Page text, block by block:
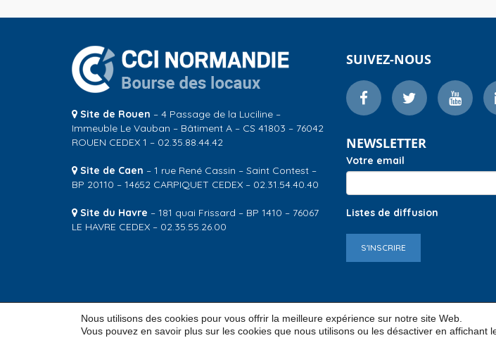
Site de Rouen – 4 Passage de la Luciline –
Immeuble Le Vauban – Bâtiment A – CS 41803 – 76042
ROUEN CEDEX 1 – 02.35.88.44.42
Site de Caen – 1 rue René Cassin – Saint Contest –
BP 20110 – 14652 CARPIQUET CEDEX – 02.31.54.40.40
Site du Havre – 181 quai Frissard – BP 1410 – 76067
LE HAVRE CEDEX – 02.35.55.26.00
SUIVEZ-NOUS
NEWSLETTER
Votre email
Listes de diffusion
S'INSCRIRE
© 2026CCI Normandie – Bourse des locaux
Nous utilisons des cookies pour vous offrir la meilleure expérience sur notre site Web.
Vous pouvez en savoir plus sur les cookies que nous utilisons ou les désactiver en affichant